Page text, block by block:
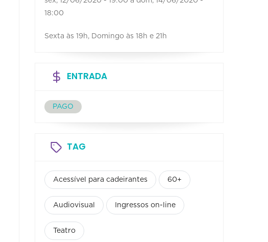
18:00
Sexta às 19h, Domingo às 18h e 21h
ENTRADA
PAGO
TAG
Acessível para cadeirantes 60+
Audiovisual Ingressos on-line
Teatro